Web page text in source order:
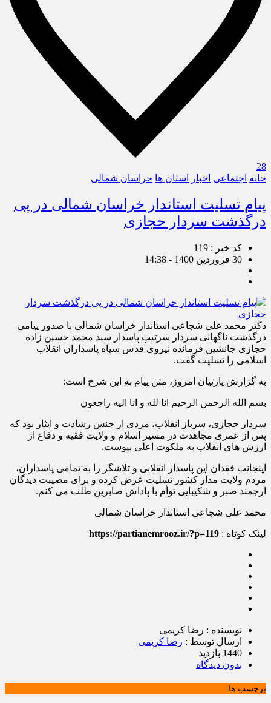
28
خانه اجتماعی اخبار استان ها خراسان شمالی
پیام تسلیت استاندار خراسان شمالی در پی
درگذشت سردار حجازی
کد خبر : 119
30 فروردین 1400 - 14:38
دکتر محمد علی شجاعی استاندار خراسان شمالی با صدور پیامی
درگذشت ناگهانی سردار سرتیپ پاسدار سید محمد حسین زاده
حجازی جانشین فرمانده نیروی قدس سپاه پاسداران انقلاب
اسلامی را تسلیت گفت.
به گزارش پارتیان امروز، متن پیام به این شرح است:
بسم الله الرحمن الرحیم انا لله و انا الیه راجعون
سردار حجازی، سرباز انقلاب، مردی از جنس رشادت و ایثار بود که
پس از عمری مجاهدت در مسیر اسلام و ولایت فقیه و دفاع از
ارزش های انقلاب به ملکوت اعلی پیوست.
اینجانب فقدان این پاسدار انقلابی و تلاشگر را به تمامی پاسداران،
مردم ولایت مدار کشور تسلیت عرض کرده و برای مصیبت دیدگان
ارجمند صبر و شکیبایی توأم با پاداش صابرین طلب می کنم.
محمد علی شجاعی استاندار خراسان شمالی
لینک کوتاه : https://partianemrooz.ir/?p=119
نویسنده : رضا کریمی
ارسال توسط : رضا کریمی
1440 بازدید
بدون دیدگاه
برچسب ها